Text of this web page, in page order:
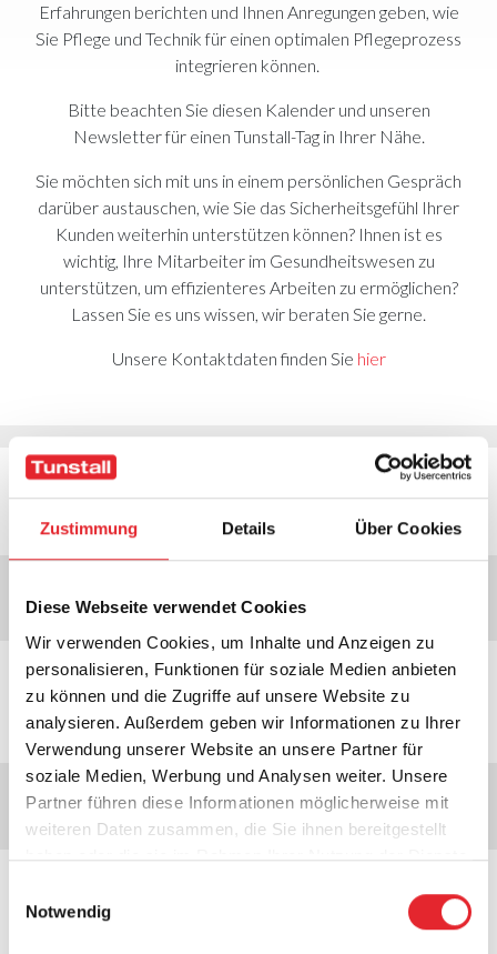
Zustimmung Details Über Cookies
Diese Webseite verwendet Cookies
Wir verwenden Cookies, um Inhalte und Anzeigen zu
personalisieren, Funktionen für soziale Medien anbieten
zu können und die Zugriffe auf unsere Website zu
analysieren. Außerdem geben wir Informationen zu Ihrer
Verwendung unserer Website an unsere Partner für
soziale Medien, Werbung und Analysen weiter. Unsere
Partner führen diese Informationen möglicherweise mit
weiteren Daten zusammen, die Sie ihnen bereitgestellt
haben oder die sie im Rahmen Ihrer Nutzung der Dienste
Notwendig
Erfahrungen berichten und Ihnen Anregungen geben, wie
Sie Pflege und Technik für einen optimalen Pflegeprozess
integrieren können.
Bitte beachten Sie diesen Kalender und unseren
Newsletter für einen Tunstall-Tag in Ihrer Nähe.
Sie möchten sich mit uns in einem persönlichen Gespräch
darüber austauschen, wie Sie das Sicherheitsgefühl Ihrer
Kunden weiterhin unterstützen können? Ihnen ist es
wichtig, Ihre Mitarbeiter im Gesundheitswesen zu
unterstützen, um effizienteres Arbeiten zu ermöglichen?
Lassen Sie es uns wissen, wir beraten Sie gerne.
Unsere Kontaktdaten finden Sie hier
August 2026
Entschuldigung, es gibt keine
Veranstaltungen für diesen Monat
Zuerst < Aug Sep Okt > Zuletzt